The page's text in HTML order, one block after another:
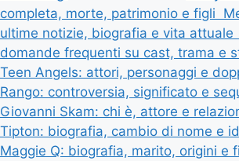
completa, morte, patrimonio e figli
ultime notizie, biografia e vita attuale
domande frequenti su cast, trama e
Teen Angels: attori, personaggi e
Rango: controversia, significato e
Giovanni Skam: chi è, attore e
Tipton: biografia, cambio di nome e
Maggie Q: biografia, marito, origini e